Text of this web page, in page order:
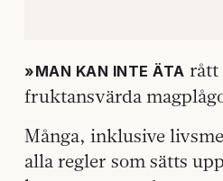
»MAN KAN INTE ÄTA rått
fruktansvärda
Många, inklusive
alla regler som sätts